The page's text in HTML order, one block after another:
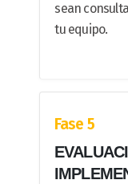
sean
tu equipo.
Fase 5